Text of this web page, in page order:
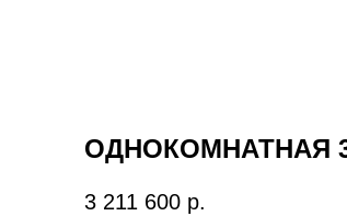
ОДНОКОМНАТНАЯ
3 211 600 р.